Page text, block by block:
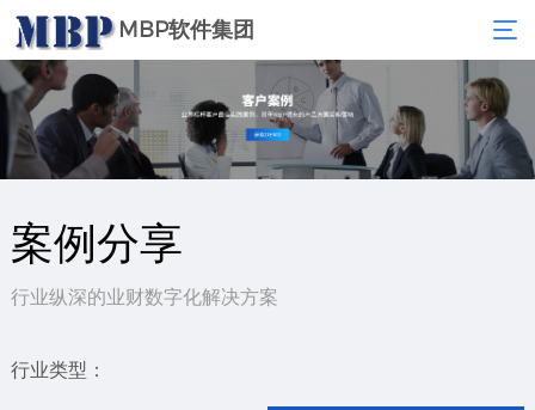
MBP软件集团
案例分享
行业纵深的业财数字化解决方案
行业类型：